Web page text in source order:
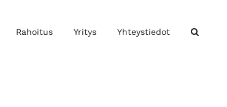
Rahoitus Yritys Yhteystiedot